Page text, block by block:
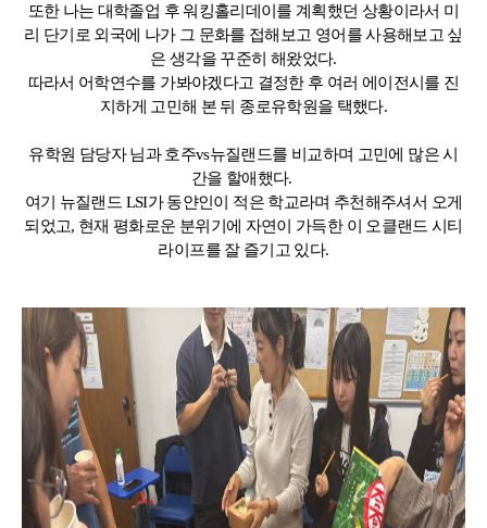
또한 나는 대학졸업 후 워킹홀리데이를 계획했던 상황이라서 미
리 단기로 외국에 나가 그 문화를 접해보고 영어를 사용해보고 싶
은 생각을 꾸준히 해왔었다.
따라서 어학연수를 가봐야겠다고 결정한 후 여러 에이전시를 진
지하게 고민해 본 뒤 종로유학원을 택했다.
유학원 담당자 님과 호주vs뉴질랜드를 비교하며 고민에 많은 시
간을 할애했다.
여기 뉴질랜드 LSI가 동얀인이 적은 학교라며 추천해주셔서 오게
되었고, 현재 평화로운 분위기에 자연이 가득한 이 오클랜드 시티
라이프를 잘 즐기고 있다.